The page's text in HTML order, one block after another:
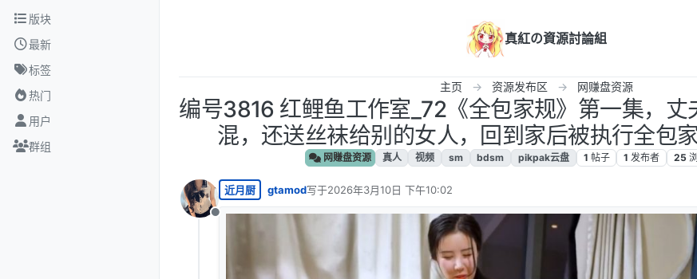
跳转至内容
版块
最新
标签
热门
用户
群组
真紅の資源討論組
主页 资源发布区 网赚盘资源
编号3816 红鲤鱼工作室_72《全包家规》第一集，丈
混，还送丝袜给别的女人，回到家后被执行全包
网赚盘资源 真人 视频 sm bdsm pikpak云盘 1 帖子 1 发布者 25
离线
近月厨 gtamod写于2026年3月10日 下午10:02
最后由 编辑